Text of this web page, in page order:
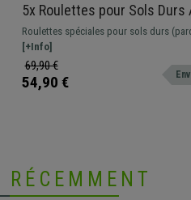
5x Roulettes pour Sols Durs
11x60mm, Revêtement en
Design Original, Noir
Roulettes spéciales pour sols durs
carrelage, etc.) et tous types de sol. Elle
rayures et les marques puisqu'elles
revêtement plus souple et doux que
standards.
[+Info]
69,90 €
54,90 €
RÉCEMMENT